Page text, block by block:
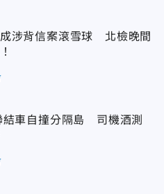
涉背信案滾雪球 北檢晚間
結車自撞分隔島 司機酒測